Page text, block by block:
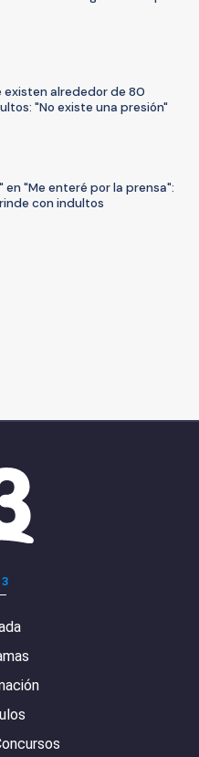
existen alrededor de 80
"No existe una presión"
en "Me enteré por la prensa":
con indultos